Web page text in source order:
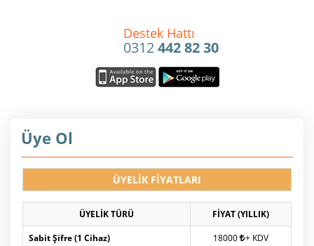
Destek Hattı
0312442 82 30
Üye Ol
ÜYELİK FİYATLARI
ÜYELİK TÜRÜ
FİYAT (YILLIK)
Sabit Şifre (1 Cihaz)
18000 + KDV